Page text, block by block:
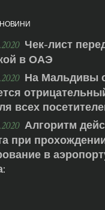
Чек-лист
в ОАЭ
На Мальдивы
всех
Алгоритм
при
в